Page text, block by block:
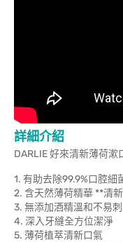
詳細介紹
DARLIE 好來清新薄荷
1. 有助去除99.9%口腔細
2. 含天然薄荷精華 **清
3. 無添加酒精溫和不易
4. 深入牙縫全方位潔淨
5. 薄荷植萃清新口氣